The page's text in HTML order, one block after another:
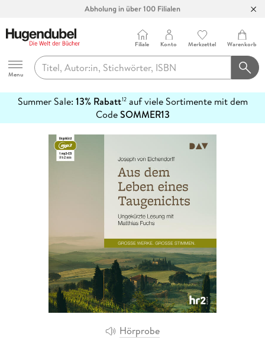
Abholung in über 100 Filialen
Hugendubel
Menu
Filiale Konto Merkzettel Warenkorb
Summer Sale: 13% Rabatt12auf viele Sortimente mit dem
CodeSOMMER13
erfahren
Hörprobe